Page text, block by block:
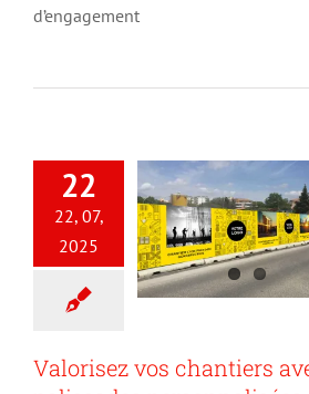
?
d’engagement
22
22, 07,
2025
Valorisez vos chantiers